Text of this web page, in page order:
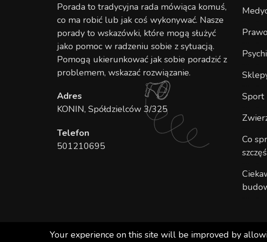
Porada to tradycyjna rada mówiąca komuś,
co ma robić lub jak coś wykonywać. Nasze
porady to wskazówki, które mogą służyć
jako pomoc w radzeniu sobie z sytuacją.
Pomogą ukierunkować jak sobie poradzić z
problemem, wskazać rozwiązanie.
Adres
KONIN, Spółdzielców 3/325
Telefon
501210695
Prawo
Sport
Co
Your experience on this site will be improved by